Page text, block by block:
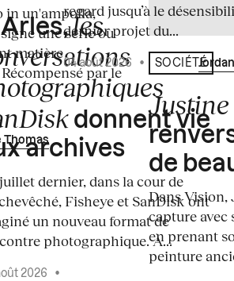
in un'ampolla,
une série où
matière
par le
Thomas
les
donnent vie
archives
dernier, dans la cour de
Fisheye et SanDisk ont
un nouveau format de
photographique. À...
2026
•
regard jusqu’à le
dernier projet du...
04 août 2026 • Écrit par
SOCIÉTÉ
de
Dans
capture avec
en prenant
peinture